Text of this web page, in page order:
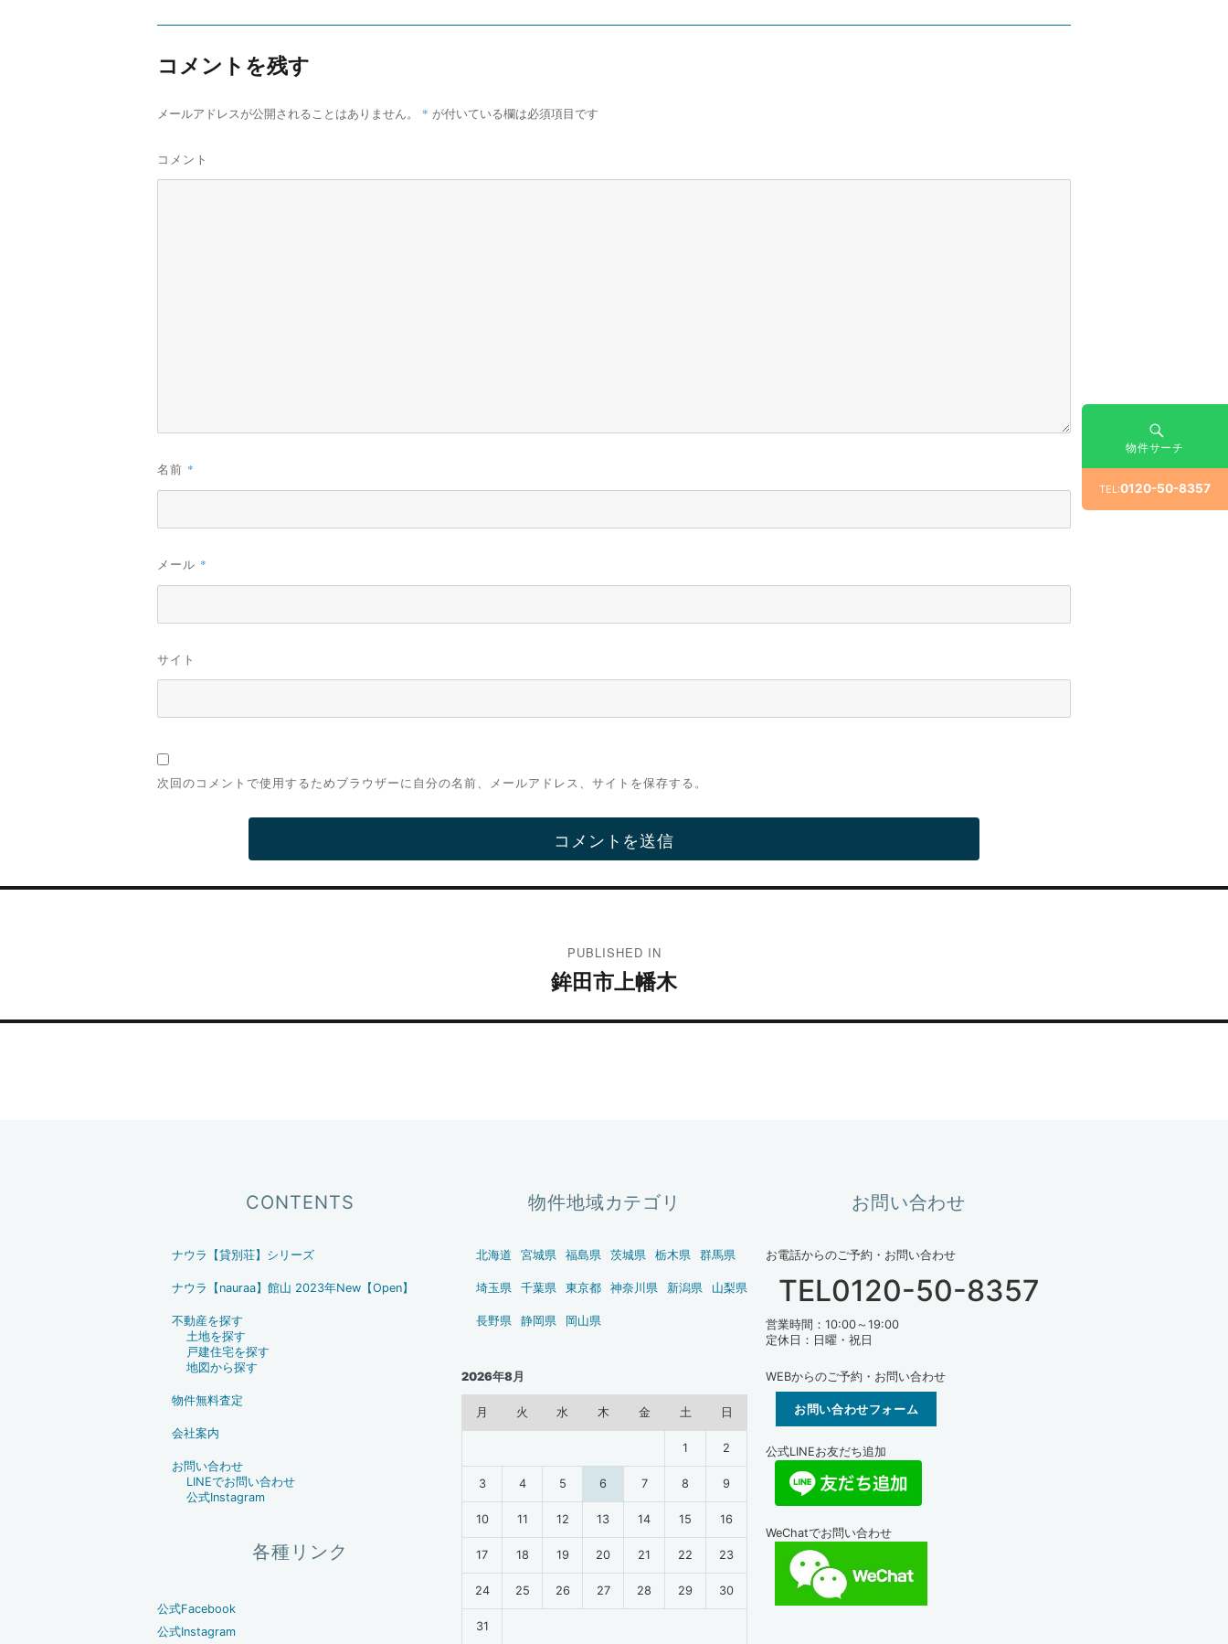
コメントを残す
メールアドレスが公開されることはありません。 * が付いている欄は必須項目です
コメント
名前 *
メール *
サイト
次回のコメントで使用するためブラウザーに自分の名前、メールアドレス、サイトを保存する。
ゲ
PUBLISHED IN
鉾田市上幡木
物件サーチ
TEL:0120-50-8357
CONTENTS
ナウラ【貸別荘】シリーズ
ナウラ【nauraa】館山 2023年New【Open】
不動産を探す
土地を探す
戸建住宅を探す
地図から探す
物件無料査定
会社案内
お問い合わせ
LINEでお問い合わせ
公式Instagram
各種リンク
公式Facebook
公式Instagram
物件地域カテゴリ
北海道 宮城県 福島県 茨城県 栃木県 群馬県
埼玉県 千葉県 東京都 神奈川県 新潟県 山梨県
長野県 静岡県 岡山県
2026年8月
月 火 水 木 金 土 日
1 2
3 4 5 6 7 8 9
10 11 12 13 14 15 16
17 18 19 20 21 22 23
24 25 26 27 28 29 30
31
お問い合わせ
お電話からのご予約・お問い合わせ
TEL0120-50-8357
営業時間：10:00～19:00
定休日：日曜・祝日
WEBからのご予約・お問い合わせ
お問い合わせフォーム
公式LINEお友だち追加
WeChatでお問い合わせ